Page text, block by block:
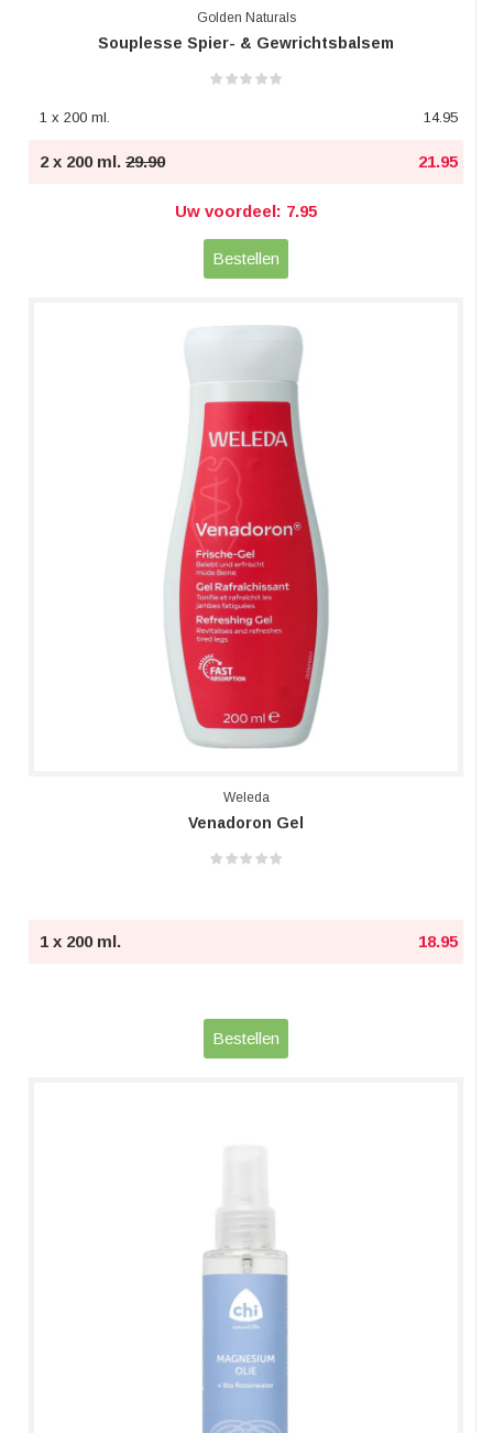
Golden Naturals
Souplesse Spier- & Gewrichtsbalsem
1 x 200 ml. 14.95
2 x 200 ml. 29.90 21.95
Uw voordeel: 7.95
Bestellen
Weleda
Venadoron Gel
1 x 200 ml. 18.95
Bestellen